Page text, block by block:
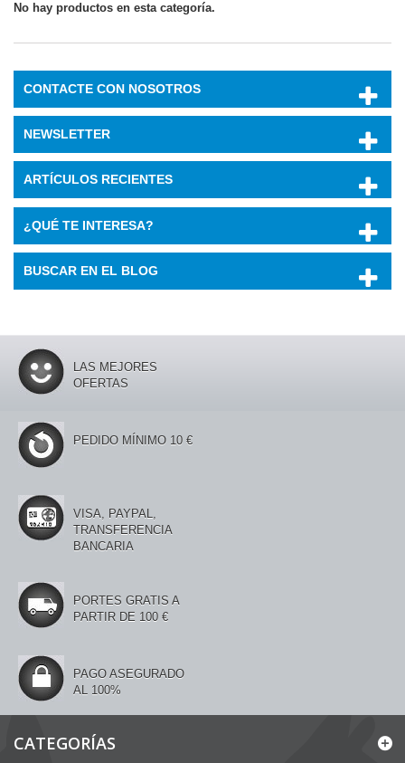
No hay productos en esta categoría.
CONTACTE CON NOSOTROS
NEWSLETTER
ARTÍCULOS RECIENTES
¿QUÉ TE INTERESA?
BUSCAR EN EL BLOG
LAS MEJORES
OFERTAS
PEDIDO MÍNIMO 10 €
VISA, PAYPAL,
TRANSFERENCIA
BANCARIA
PORTES GRATIS A
PARTIR DE 100 €
PAGO ASEGURADO
AL 100%
CATEGORÍAS